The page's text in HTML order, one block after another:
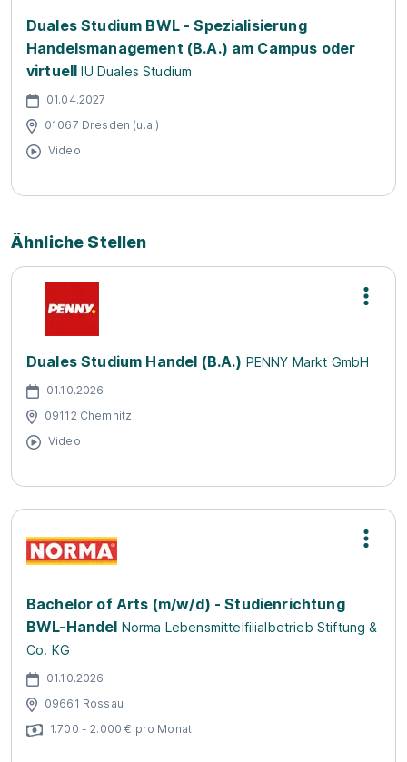
Duales Studium BWL - Spezialisierung
Handelsmanagement (B.A.) am Campus oder
virtuell IU Duales Studium
01.04.2027
01067 Dresden (u.a.)
Video
Ähnliche Stellen
Duales Studium Handel (B.A.) PENNY Markt GmbH
01.10.2026
09112 Chemnitz
Video
Bachelor of Arts (m/w/d) - Studienrichtung
BWL-Handel Norma Lebensmittelfilialbetrieb Stiftung &
Co. KG
01.10.2026
09661 Rossau
1.700 - 2.000 € pro Monat